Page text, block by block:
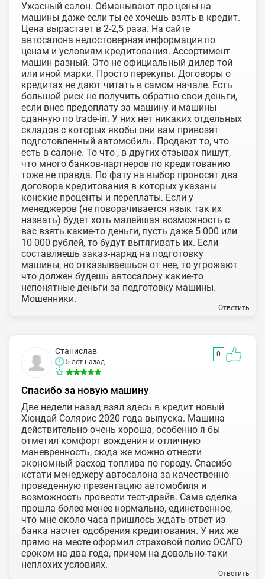
Ужасный салон. Обманывают про цены на
машины даже если ты ее хочешь взять в кредит.
Цена вырастает в 2-2,5 раза. На сайте
автосалона недостоверная информация по
ценам и условиям кредитования. Ассортимент
машин разный. Это не официальный дилер той
или иной марки. Просто перекупы. Договоры о
кредитах не дают читать в самом начале. Есть
большой риск не получить обратно свои деньги,
если внес предоплату за машину и машины
сданную по trade-in. У них нет никаких отдельных
складов с которых якобы они вам привозят
подготовленный автомобиль. Продают то, что
есть в салоне. То что , в других отзывах пишут,
что много банков-партнеров по кредитованию
тоже не правда. По фату на выбор проносят два
договора кредитования в которых указаны
конские проценты и переплаты. Если у
менеджеров (не поворачивается язык так их
назвать) будет хоть малейшая возможность с
вас взять какие-то деньги, пусть даже 5 000 или
10 000 рублей, то будут вытягивать их. Если
составляешь заказ-наряд на подготовку
машины, но отказываешься от нее, то угрожают
что должен будешь автосалону какие-то
непонятные деньги за подготовку машины.
Мошенники.
Ответить
Станислав
5 лет назад
0
Спасибо за новую машину
Две недели назад взял здесь в кредит новый
Хюндай Солярис 2020 года выпуска. Машина
действительно очень хороша, особенно я бы
отметил комфорт вождения и отличную
маневренность, сюда же можно отнести
экономный расход топлива по городу. Спасибо
кстати менеджеру автосалона за качественно
проведенную презентацию автомобиля и
возможность провести тест-драйв. Сама сделка
прошла более менее нормально, единственное,
что мне около часа пришлось ждать ответ из
банка насчет одобрения кредитования. У них же
прямо на месте оформил страховой полис ОСАГО
сроком на два года, причем на довольно-таки
неплохих условиях.
Ответить